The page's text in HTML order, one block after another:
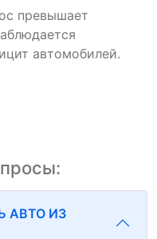
превышает
автомобилей.
АВТО ИЗ